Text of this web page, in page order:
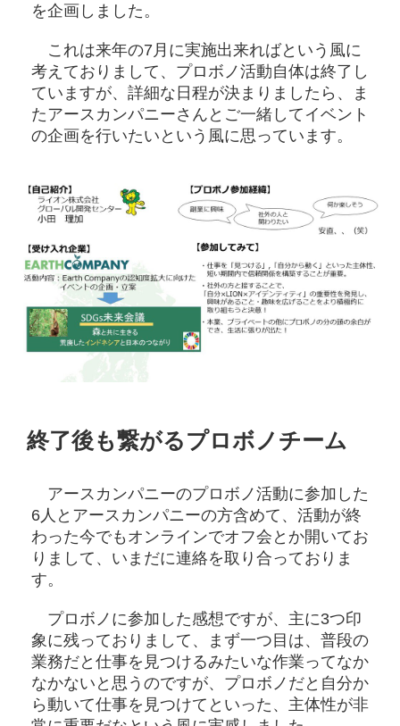
を企画しました。
これは来年の7月に実施出来ればという風に
考えておりまして、プロボノ活動自体は終了し
ていますが、詳細な日程が決まりましたら、ま
たアースカンパニーさんとご一緒してイベント
の企画を行いたいという風に思っています。
終了後も繋がるプロボノチーム
アースカンパニーのプロボノ活動に参加した
6人とアースカンパニーの方含めて、活動が終
わった今でもオンラインでオフ会とか開いてお
りまして、いまだに連絡を取り合っておりま
す。
プロボノに参加した感想ですが、主に3つ印
象に残っておりまして、まず一つ目は、普段の
業務だと仕事を見つけるみたいな作業ってなか
なかないと思うのですが、プロボノだと自分か
ら動いて仕事を見つけてといった、主体性が非